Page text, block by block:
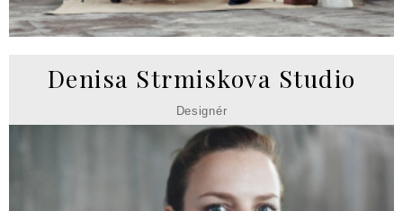
Denisa Strmiskova Studio
Designér